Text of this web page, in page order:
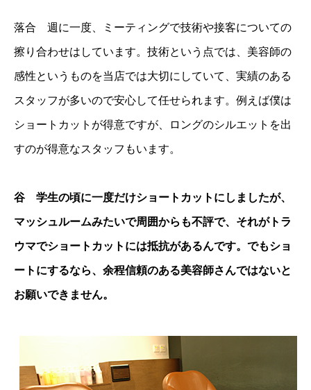
落合 週に一度、ミーティングで技術や接客についての
擦り合わせはしています。技術という点では、美容師の
感性というものを当店では大切にしていて、実績のある
スタッフが多いので安心して任せられます。例えば僕は
ショートカットが得意ですが、ロングのシルエットを出
すのが得意なスタッフもいます。
谷 学生の頃に一度だけショートカットにしましたが、
マッシュルームみたいで周囲からも不評で、それがトラ
ウマでショートカットには抵抗があるんです。でもショ
ートにするなら、余程信頼のある美容師さんではないと
お願いできません。